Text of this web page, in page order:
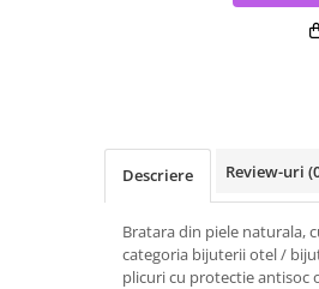
Descriere Review-uri
Bratara din piele naturala,
categoria bijuterii otel /
plicuri cu protectie antisoc